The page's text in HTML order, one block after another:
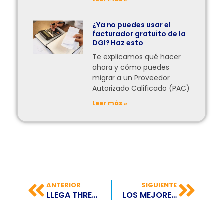
¿Ya no puedes usar el
facturador gratuito de la
DGI? Haz esto
Te explicamos qué hacer
ahora y cómo puedes
migrar a un Proveedor
Autorizado Calificado (PAC)
Leer más »
ANTERIOR
LLEGA THREADS, LA NUEVA APP DE LA QUE TODOS HABLAN
SIGUIENTE
LOS MEJORES BLOGS PARA EMPRENDEDORES (2023)